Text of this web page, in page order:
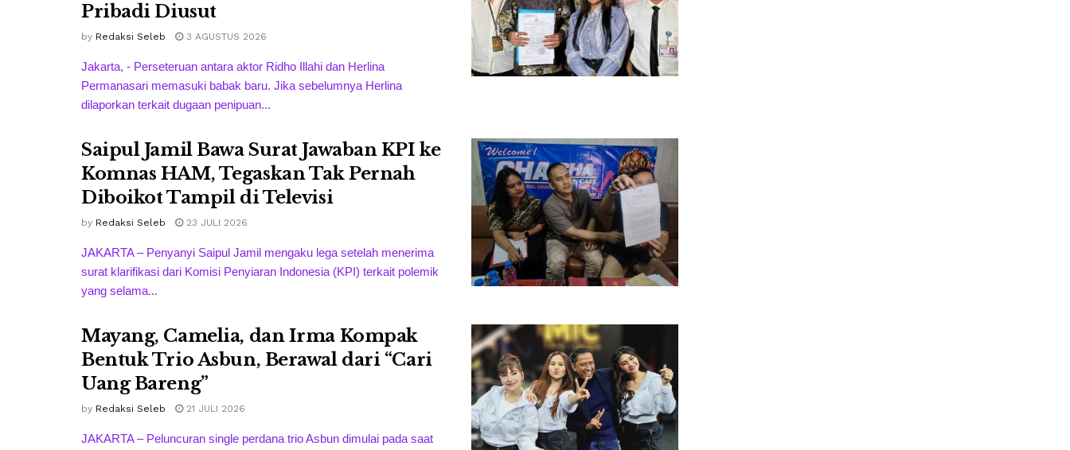
Pribadi Diusut
by Redaksi Seleb 3 AGUSTUS 2026
Jakarta, - Perseteruan antara aktor Ridho Illahi dan Herlina
Permanasari memasuki babak baru. Jika sebelumnya Herlina
dilaporkan terkait dugaan penipuan...
Saipul Jamil Bawa Surat Jawaban KPI ke
Komnas HAM, Tegaskan Tak Pernah
Diboikot Tampil di Televisi
by Redaksi Seleb 23 JULI 2026
JAKARTA – Penyanyi Saipul Jamil mengaku lega setelah menerima
surat klarifikasi dari Komisi Penyiaran Indonesia (KPI) terkait polemik
yang selama...
Mayang, Camelia, dan Irma Kompak
Bentuk Trio Asbun, Berawal dari “Cari
Uang Bareng”
by Redaksi Seleb 21 JULI 2026
JAKARTA – Peluncuran single perdana trio Asbun dimulai pada saat